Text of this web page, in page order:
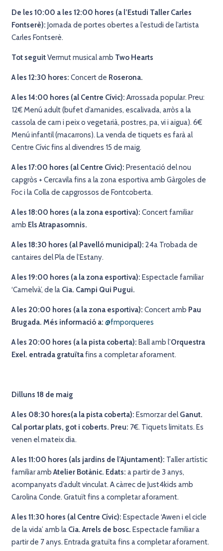
De les 10:00 a les 12:00 hores (a l’Estudi Taller Carles
Fontserè): Jornada de portes obertes a l’estudi de l’artista
Carles Fontserè.
Tot seguitVermut musical amb Two Hearts
A les 12:30 hores: Concert de Roserona.
A les 14:00 hores (al Centre Cívic): Arrossada popular. Preu:
12€ Menú adult (bufet d’amanides, escalivada, arròs a la
cassola de carn i peix o vegetarià, postres, pa, vi i aigua). 6€
Menú infantil (macarrons). La venda de tiquets es farà al
Centre Cívic fins al divendres 15 de maig.
A les 17:00 hores (al Centre Cívic): Presentació del nou
capgròs + Cercavila fins a la zona esportiva amb Gàrgoles de
Foc i la Colla de capgrossos de Fontcoberta.
A les 18:00 hores (a la zona esportiva): Concert familiar
amb Els Atrapasomnis.
A les 18:30 hores (al Pavelló municipal): 24a Trobada de
cantaires del Pla de l’Estany.
A les 19:00 hores (a la zona esportiva): Espectacle familiar
‘Camelvà’, de la Cia. Campi Qui Pugui.
A les 20:00 hores (a la zona esportiva): Concert amb Pau
Brugada. Més informació a: @fmporqueres
A les 20:00 hores (a la pista coberta): Ball amb l’Orquestra
Exel. entrada gratuïtafins a completar aforament.
Dilluns 18 de maig
A les 08:30 hores(a la pista coberta): Esmorzar delGanut.
Cal portar plats, got i coberts. Preu: 7€. Tiquets limitats. Es
venen el mateix dia.
A les 11:00 hores (als jardins de l’Ajuntament): Taller artístic
familiar ambAtelier Botànic. Edats: a partir de 3 anys,
acompanyats d’adult vinculat. A càrrec de Just4kids amb
Carolina Conde. Gratuït fins a completar aforament.
A les 11:30 hores (al Centre Cívic): Espectacle ‘Awen i el cicle
de la vida’ amb la Cia. Arrels de bosc. Espectacle familiar a
partir de 7 anys. Entrada gratuïta fins a completar aforament.